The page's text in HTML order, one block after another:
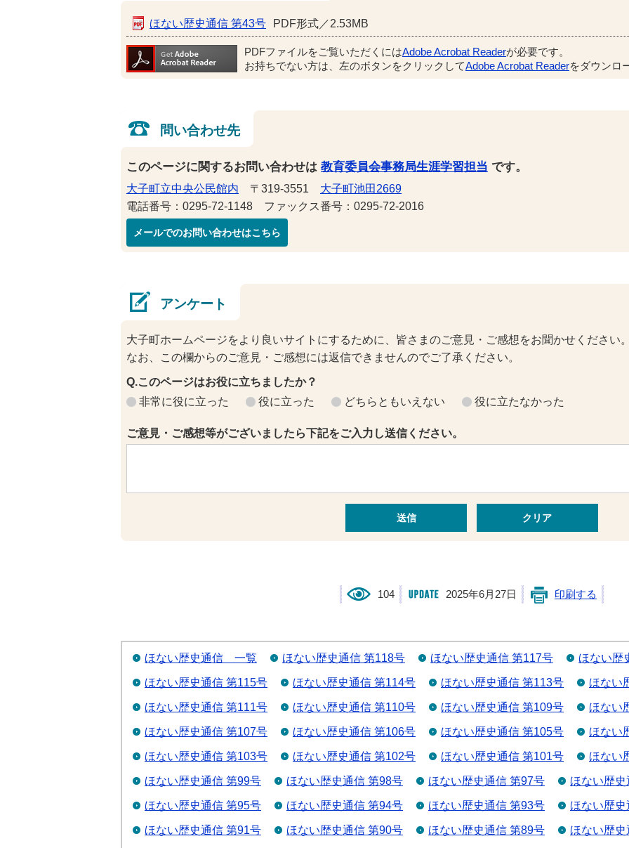
ほない歴史通信 第43号 PDF形式／2.53MB
PDFファイルをご覧いただくにはAdobe Acrobat Readerが必要です。
お持ちでない方は、左のボタンをクリックしてAdobe Acrobat Readerをダウンロ
問い合わせ先
このページに関するお問い合わせは 教育委員会事務局生涯学習担当 です。
大子町立中央公民館内 〒319-3551 大子町池田2669
電話番号：0295-72-1148 ファックス番号：0295-72-2016
メールでのお問い合わせはこちら
アンケート
大子町ホームページをより良いサイトにするために、皆さまのご意見・ご感想をお聞かせください
なお、この欄からのご意見・ご感想には返信できませんのでご了承ください。
Q.このページはお役に立ちましたか？
非常に役に立った
役に立った どちらともいえない 役に立たなかった
ご意見・ご感想等がございましたら下記をご入力し送信ください。
104 2025年6月27日 印刷する
ほない歴史通信 一覧 ほない歴史通信 第118号 ほない歴史通信 第117号 ほない歴
ほない歴史通信 第115号 ほない歴史通信 第114号 ほない歴史通信 第113号 ほない
ほない歴史通信 第111号 ほない歴史通信 第110号 ほない歴史通信 第109号 ほない
ほない歴史通信 第107号 ほない歴史通信 第106号 ほない歴史通信 第105号 ほない
ほない歴史通信 第103号 ほない歴史通信 第102号 ほない歴史通信 第101号 ほない
ほない歴史通信 第99号 ほない歴史通信 第98号 ほない歴史通信 第97号 ほない歴
ほない歴史通信 第95号 ほない歴史通信 第94号 ほない歴史通信 第93号 ほない歴
ほない歴史通信 第91号 ほない歴史通信 第90号 ほない歴史通信 第89号 ほない歴